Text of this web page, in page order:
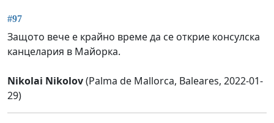
#97
Защото вече е крайно време да се открие консулска
канцелария в Maйорка.
Nikolai Nikolov(Palma de Mallorca, Baleares, 2022-01-
29)